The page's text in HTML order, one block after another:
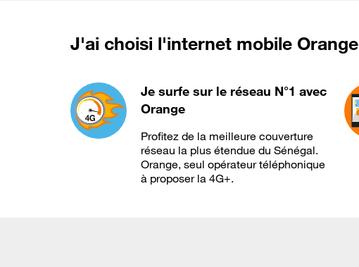
J'ai choisi l'internet mobile Orange
Je surfe sur le réseau N°1 avec
Orange
Profitez de la meilleure couverture
réseau la plus étendue du Sénégal.
Orange, seul opérateur téléphonique
à proposer la 4G+.